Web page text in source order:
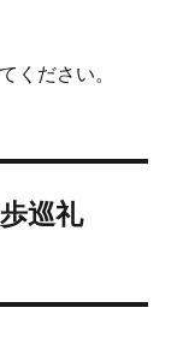
ください。
巡礼